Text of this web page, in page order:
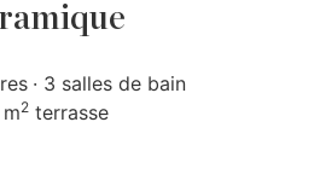
3 salles de bain
2 terrasse